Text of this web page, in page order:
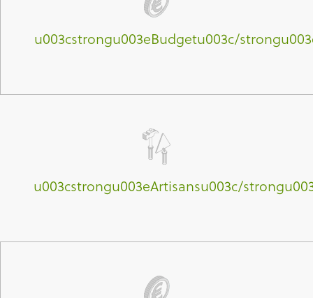
u003cstrongu003eBudgetu003c/
u003cstrongu003eArtisansu003c/